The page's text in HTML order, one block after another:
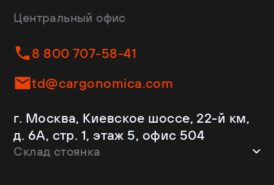
Изотермы
Контейнеровозы
Самосвалы
Ломовозы
С кониками
Рефрижераторы
Dongfeng
Helfimmer
JAC
Kassbohrer
Krone
Mercedes-Benz
Schmitz Cargobull
Shacman
Центральный офис
8 800 707-58-41
td@cargonomica.com
г. Москва, Киевское шоссе, 22-й км,
д. 6А, стр. 1, этаж 5, офис 504
Склад стоянка